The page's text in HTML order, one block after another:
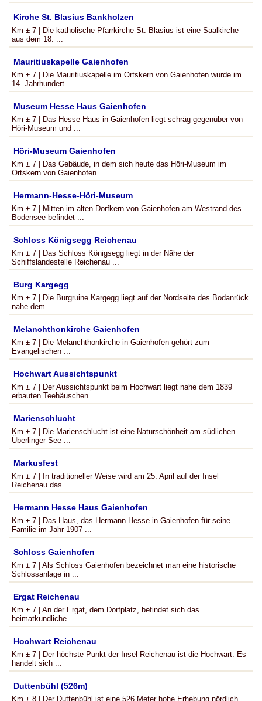
Kirche St. Blasius Bankholzen
Km ± 7 | Die katholische Pfarrkirche St. Blasius ist eine Saalkirche
aus dem 18. ...
Mauritiuskapelle Gaienhofen
Km ± 7 | Die Mauritiuskapelle im Ortskern von Gaienhofen wurde im
14. Jahrhundert ...
Museum Hesse Haus Gaienhofen
Km ± 7 | Das Hesse Haus in Gaienhofen liegt schräg gegenüber von
Höri-Museum und ...
Höri-Museum Gaienhofen
Km ± 7 | Das Gebäude, in dem sich heute das Höri-Museum im
Ortskern von Gaienhofen ...
Hermann-Hesse-Höri-Museum
Km ± 7 | Mitten im alten Dorfkern von Gaienhofen am Westrand des
Bodensee befindet ...
Schloss Königsegg Reichenau
Km ± 7 | Das Schloss Königsegg liegt in der Nähe der
Schiffslandestelle Reichenau ...
Burg Kargegg
Km ± 7 | Die Burgruine Kargegg liegt auf der Nordseite des Bodanrück
nahe dem ...
Melanchthonkirche Gaienhofen
Km ± 7 | Die Melanchthonkirche in Gaienhofen gehört zum
Evangelischen ...
Hochwart Aussichtspunkt
Km ± 7 | Der Aussichtspunkt beim Hochwart liegt nahe dem 1839
erbauten Teehäuschen ...
Marienschlucht
Km ± 7 | Die Marienschlucht ist eine Naturschönheit am südlichen
Überlinger See ...
Markusfest
Km ± 7 | In traditioneller Weise wird am 25. April auf der Insel
Reichenau das ...
Hermann Hesse Haus Gaienhofen
Km ± 7 | Das Haus, das Hermann Hesse in Gaienhofen für seine
Familie im Jahr 1907 ...
Schloss Gaienhofen
Km ± 7 | Als Schloss Gaienhofen bezeichnet man eine historische
Schlossanlage in ...
Ergat Reichenau
Km ± 7 | An der Ergat, dem Dorfplatz, befindet sich das
heimatkundliche ...
Hochwart Reichenau
Km ± 7 | Der höchste Punkt der Insel Reichenau ist die Hochwart. Es
handelt sich ...
Duttenbühl (526m)
Km ± 8 | Der Duttenbühl ist eine 526 Meter hohe Erhebung nördlich